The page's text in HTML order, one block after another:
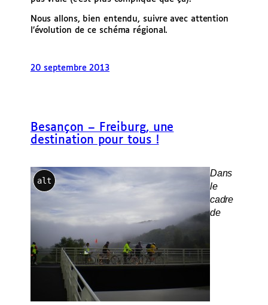
Nous allons, bien entendu, suivre avec attention
l’évolution de ce schéma régional.
20 septembre 2013
Besançon – Freiburg, une
destination pour tous !
alt
Dans
le
cadre
de